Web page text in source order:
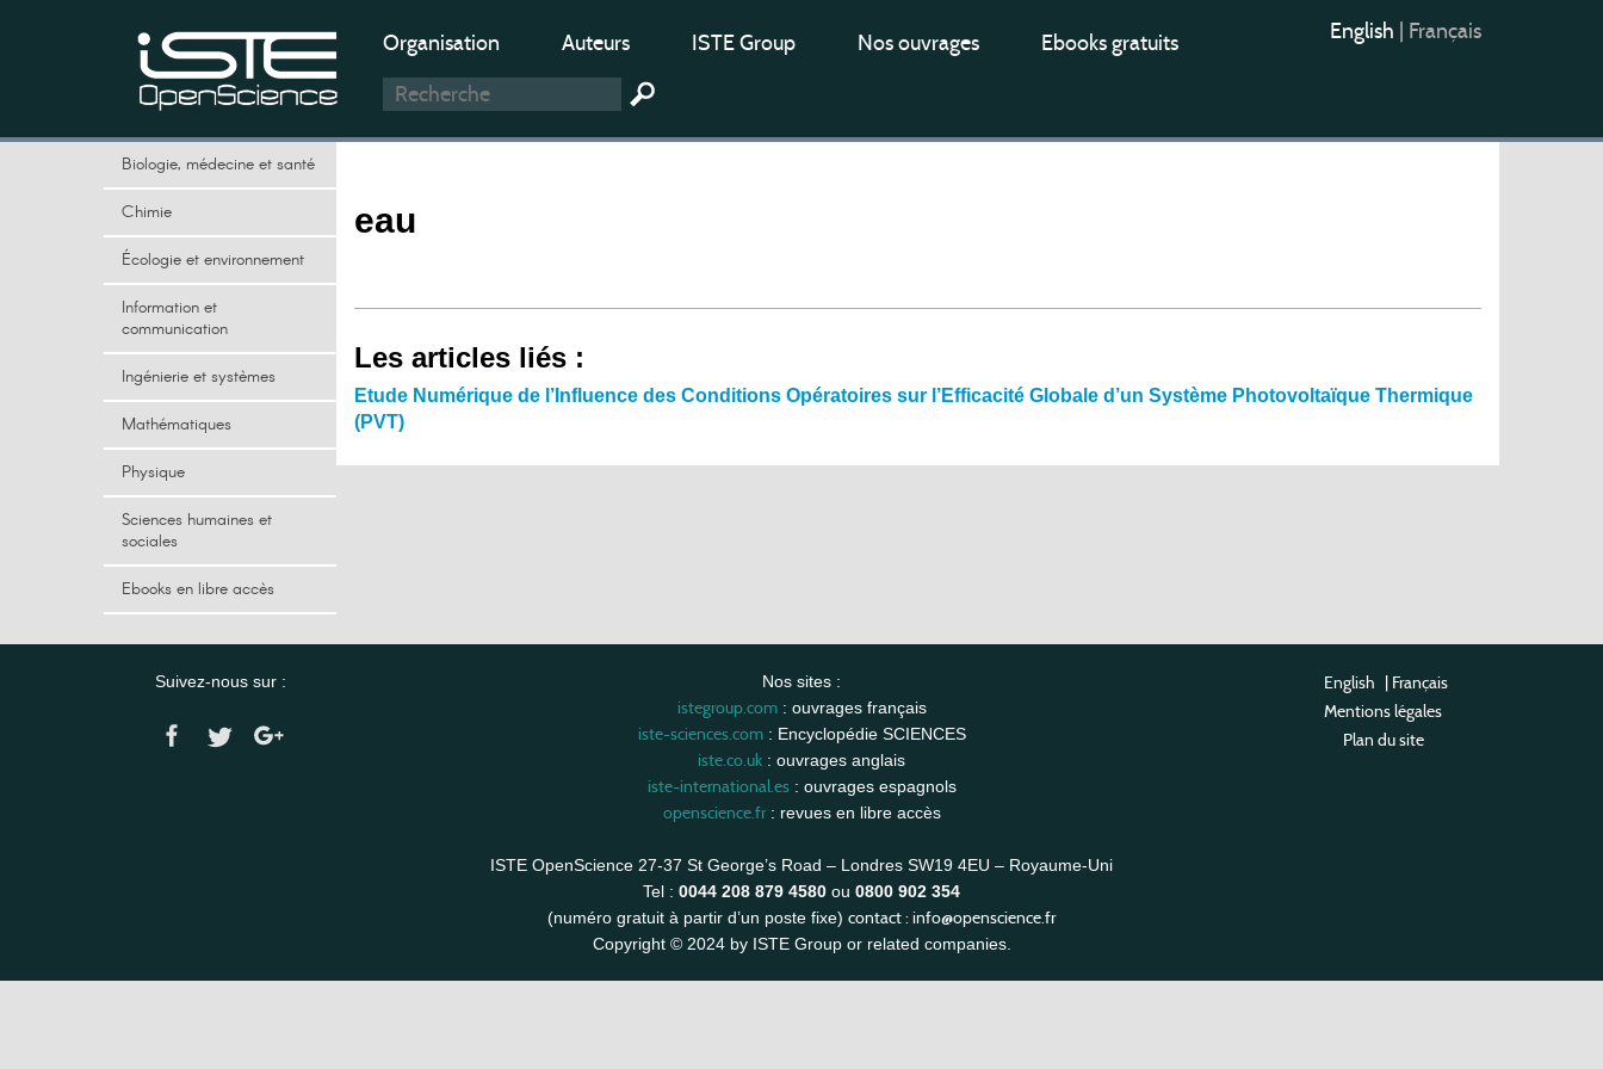
Organisation Auteurs ISTE Group Nos ouvrages Ebooks gratuits English Français
Biologie, médecine et santé
Chimie
Écologie et environnement
Information et
communication
Ingénierie et systèmes
Mathématiques
Physique
Sciences humaines et
sociales
Ebooks en libre accès
eau
Les articles liés :
Etude Numérique de l’Influence des Conditions Opératoires sur l’Efficacité Globale d’un Système Photovoltaïque Thermique
(PVT)
Suivez-nous sur : Nos sites :
istegroup.com: ouvrages français
iste-sciences.com: Encyclopédie SCIENCES
iste.co.uk : ouvrages anglais
iste-international.es: ouvrages espagnols
openscience.fr: revues en libre accès
ISTE OpenScience 27-37 St George’s Road – Londres SW19 4EU – Royaume-Uni
Tel : 0044 208 879 4580 ou 0800 902 354
(numéro gratuit à partir d’un poste fixe) contact : info@openscience.fr
Copyright © 2024 by ISTE Group or related companies.
English | Français
Mentions légales
Plan du site